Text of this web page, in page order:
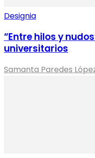
Designia
“Entre hilos y
universitarios
Samanta Paredes